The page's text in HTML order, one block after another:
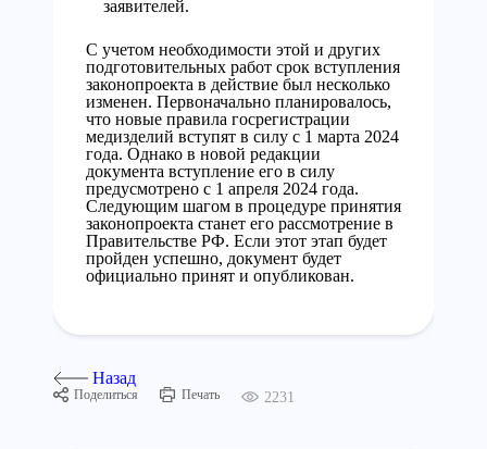
заявителей.
С учетом необходимости этой и других
подготовительных работ срок вступления
законопроекта в действие был несколько
изменен. Первоначально планировалось,
что новые правила госрегистрации
медизделий вступят в силу с 1 марта 2024
года. Однако в новой редакции
документа вступление его в силу
предусмотрено с 1 апреля 2024 года.
Следующим шагом в процедуре принятия
законопроекта станет его рассмотрение в
Правительстве РФ. Если этот этап будет
пройден успешно, документ будет
официально принят и опубликован.
Назад
Поделиться Печать 2231